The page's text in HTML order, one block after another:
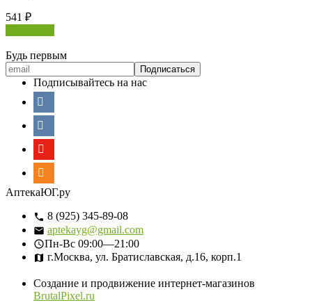
541 ₽
Будь первым
Подписывайтесь на нас
АптекаЮГ.ру
8 (925) 345-89-08
aptekayg@gmail.com
Пн-Вс 09:00—21:00
г.Москва, ул. Братиславская, д.16, корп.1
Создание и продвижение интернет-магазинов
BrutalPixel.ru